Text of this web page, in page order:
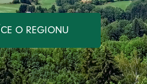
O REGIONU